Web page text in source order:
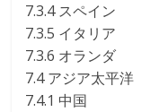
7.3.4 スペイン
7.3.5 イタリア
7.3.6 オランダ
7.4 アジア太平洋
7.4.1 中国